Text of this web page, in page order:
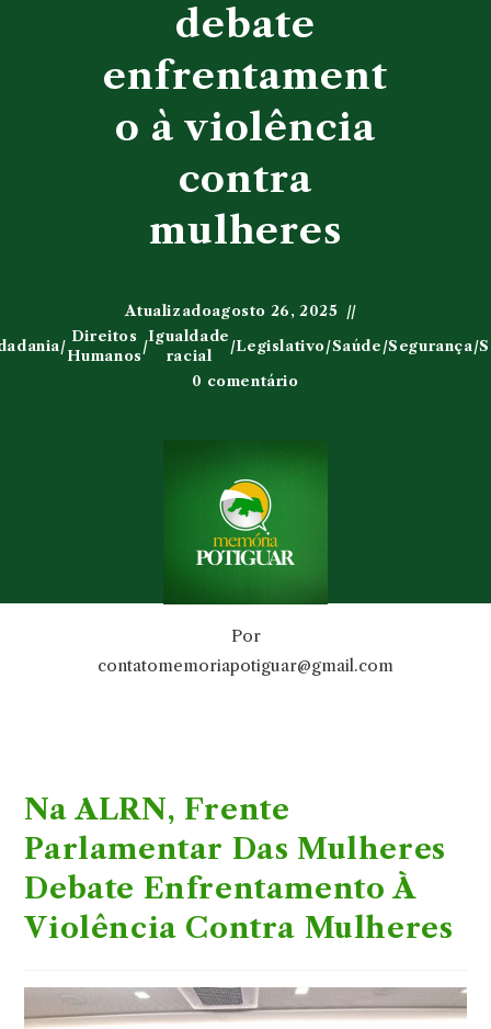
debate
enfrentament
o à violência
contra
mulheres
Atualizadoagosto 26, 2025
/
Direitos
Humanos
/
Igualdade
racial
/Legislativo/Saúde/Segurança/
0 comentário
Por
contatomemoriapotiguar@gmail.com
Na ALRN, Frente
Parlamentar Das Mulheres
Debate Enfrentamento À
Violência Contra Mulheres